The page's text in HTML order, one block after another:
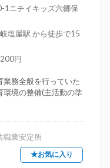
1ニチイキッズ六郷保
塩屋駅 から徒歩で15
円
務全般を行っていた
環境の整備(主活動の準
職業安定所
★お気に入り